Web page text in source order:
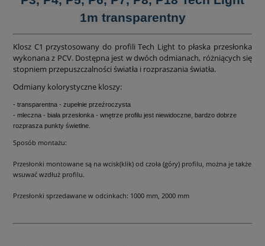
1m transparentny
Klosz C1 przystosowany do profili Tech Light to płaska przesłonka
wykonana z PCV. Dostępna jest w dwóch odmianach, różniących się
stopniem przepuszczalności światła i rozpraszania światła.
Odmiany kolorystyczne kloszy:
- transparentna - zupełnie przeźroczysta
- mleczna - biała przesłonka - wnętrze profilu jest niewidoczne, bardzo dobrze
rozprasza punkty świetlne.
Sposób montażu:
Przesłonki montowane są na wcisk(klik) od czoła (góry) profilu, można je także
wsuwać wzdłuż profilu.
Przesłonki sprzedawane w odcinkach: 1000 mm, 2000 mm